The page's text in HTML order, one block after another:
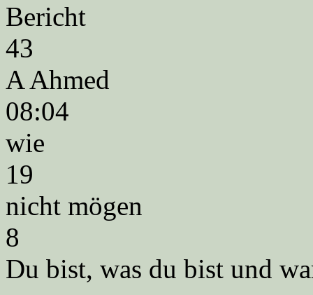
Bericht
43
A Ahmed
08:04
wie
19
nicht mögen
8
Du bist, was du bist und